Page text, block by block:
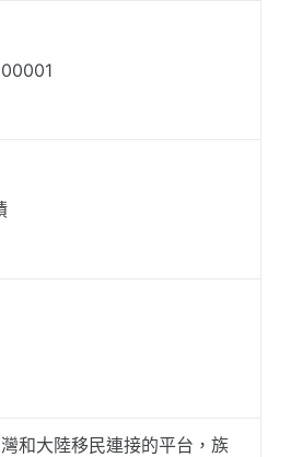
和大陸移民連接的平台，族